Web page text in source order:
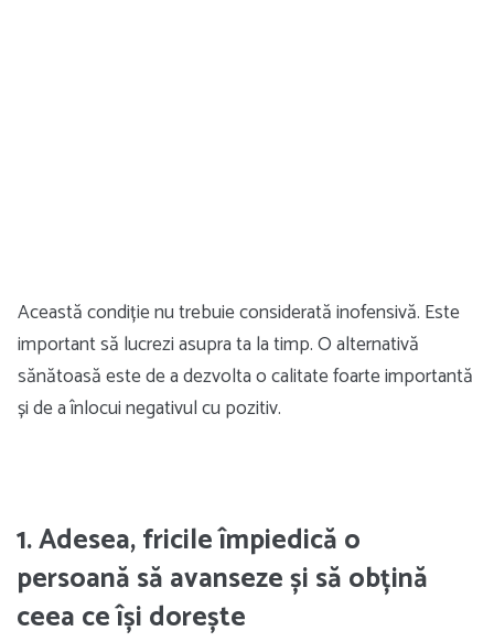
Această condiție nu trebuie considerată inofensivă. Este
important să lucrezi asupra ta la timp. O alternativă
sănătoasă este de a dezvolta o calitate foarte importantă
și de a înlocui negativul cu pozitiv.
1. Adesea, fricile împiedică o
persoană să avanseze și să obțină
ceea ce își dorește